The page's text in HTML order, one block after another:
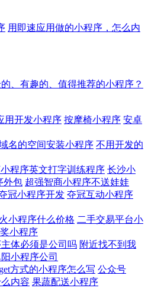
用即速应用做的小程序，怎么内
、有趣的、值得推荐的小程序？
用开发小程序 按摩椅小程序 安卓
名的空间安装小程序 不用开发的
程序英文打字训练程序 长沙小
外包 超强智商小程序不送娃娃
冠小程序开发 夺冠互动小程序
小程序什么价格 二手交易平台小
小程序
体必须是公司吗 附近找不到我
小程序公司
get方式的小程序怎么写 公众号
内容 果蔬配送小程序